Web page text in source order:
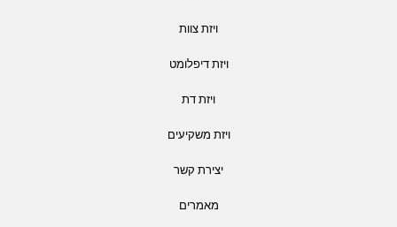
ויזת צוות
ויזת דיפלומט
ויזת דת
ויזת משקיעים
יצירת קשר
מאמרים